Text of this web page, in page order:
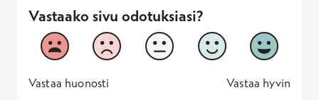
Vastaako sivu odotuksiasi?
Vastaako sivu odotuksiasi?
1
Vastaa huonosti
2 3 4
5
Vastaa
1 -
Vastaa huonosti
— 5 -
Vastaa hyvin